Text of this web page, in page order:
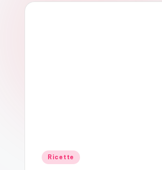
Posted
Ricette